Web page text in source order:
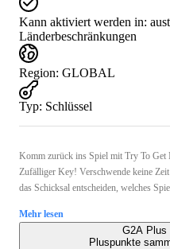
Kann aktiviert werden in:
Länderbeschränkungen
Region: GLOBAL
Typ: Schlüssel
Komm zurück ins Spiel mit Try To
Zufälliger Key! Verschwende keine
das Schicksal entscheiden, welches
Mehr lesen
G2A Plus
Pluspunkte